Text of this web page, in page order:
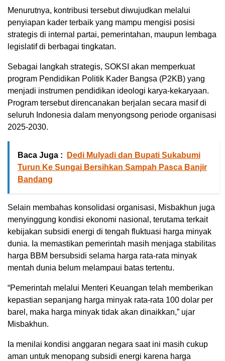
Menurutnya, kontribusi tersebut diwujudkan melalui
penyiapan kader terbaik yang mampu mengisi posisi
strategis di internal partai, pemerintahan, maupun lembaga
legislatif di berbagai tingkatan.
Sebagai langkah strategis, SOKSI akan memperkuat
program Pendidikan Politik Kader Bangsa (P2KB) yang
menjadi instrumen pendidikan ideologi karya-kekaryaan.
Program tersebut direncanakan berjalan secara masif di
seluruh Indonesia dalam menyongsong periode organisasi
2025-2030.
Baca Juga :
Dedi Mulyadi dan Bupati Sukabumi
Turun Ke Sungai Bersihkan Sampah Pasca Banjir
Bandang
Selain membahas konsolidasi organisasi, Misbakhun juga
menyinggung kondisi ekonomi nasional, terutama terkait
kebijakan subsidi energi di tengah fluktuasi harga minyak
dunia. Ia memastikan pemerintah masih menjaga stabilitas
harga BBM bersubsidi selama harga rata-rata minyak
mentah dunia belum melampaui batas tertentu.
“Pemerintah melalui Menteri Keuangan telah memberikan
kepastian sepanjang harga minyak rata-rata 100 dolar per
barel, maka harga minyak tidak akan dinaikkan,” ujar
Misbakhun.
Ia menilai kondisi anggaran negara saat ini masih cukup
aman untuk menopang subsidi energi karena harga